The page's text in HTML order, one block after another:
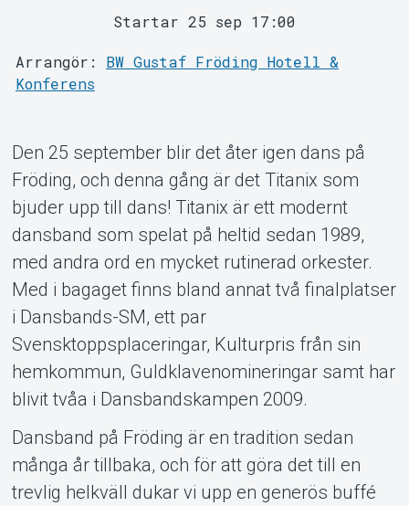
Om Tickster
Startar 25 sep 17:00
Arrangör: BW Gustaf Fröding Hotell &
Konferens
Den 25 september blir det åter igen dans på
Fröding, och denna gång är det Titanix som
bjuder upp till dans! Titanix är ett modernt
dansband som spelat på heltid sedan 1989,
med andra ord en mycket rutinerad orkester.
Med i bagaget finns bland annat två finalplatser
i Dansbands-SM, ett par
Svensktoppsplaceringar, Kulturpris från sin
hemkommun, Guldklavenomineringar samt har
blivit tvåa i Dansbandskampen 2009.
Dansband på Fröding är en tradition sedan
många år tillbaka, och för att göra det till en
trevlig helkväll dukar vi upp en generös buffé